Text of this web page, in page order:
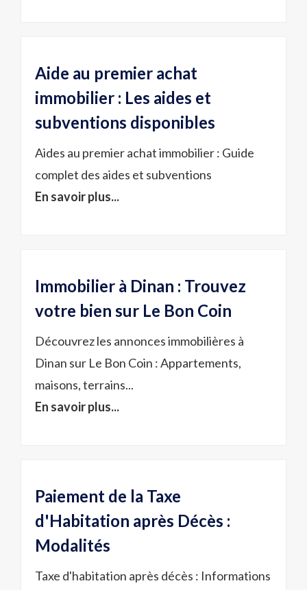
Aide au premier achat
immobilier : Les aides et
subventions disponibles
Aides au premier achat immobilier : Guide
complet des aides et subventions
En savoir plus...
Immobilier à Dinan : Trouvez
votre bien sur Le Bon Coin
Découvrez les annonces immobilières à
Dinan sur Le Bon Coin : Appartements,
maisons, terrains...
En savoir plus...
Paiement de la Taxe
d'Habitation après Décès :
Modalités
Taxe d'habitation après décès : Informations